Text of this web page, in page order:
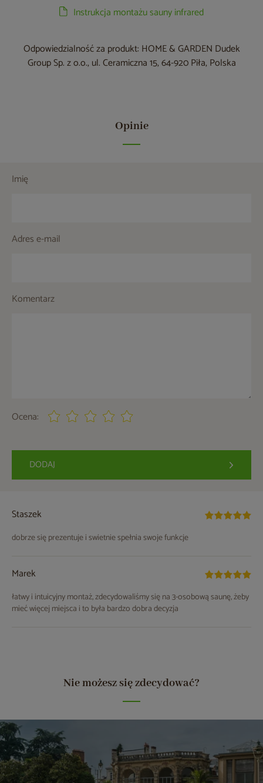
Instrukcja montażu sauny infrared
Odpowiedzialność za produkt: HOME & GARDEN Dudek
Group Sp. z o.o., ul. Ceramiczna 15, 64-920 Piła, Polska
Opinie
Imię
Adres e-mail
Komentarz
Ocena:
DODAJ
Staszek
dobrze się prezentuje i swietnie spełnia swoje funkcje
Marek
łatwy i intuicyjny montaż, zdecydowaliśmy się na 3-osobową saunę, żeby
mieć więcej miejsca i to była bardzo dobra decyzja
Nie możesz się zdecydować?